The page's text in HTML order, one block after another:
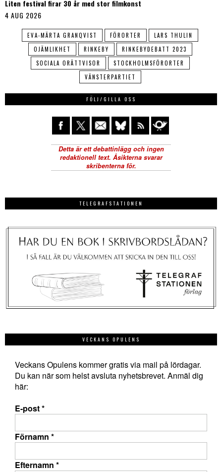
Liten festival firar 30 år med stor filmkonst
4 AUG 2026
EVA-MÄRTA GRANQVIST FÖRORTER
LARS THULIN
OJÄMLIKHET
RINKEBY
RINKEBYDEBATT 2023
SOCIALA ORÄTTVISOR
STOCKHOLMSFÖRORTER
VÄNSTERPARTIET
FÖLJ/GILLA OSS
TELEGRAFSTATIONEN
VECKANS OPULENS
Veckans Opulens kommer gratis via mail på lördagar.
Du kan när som helst avsluta nyhetsbrevet. Anmäl dig
här:
E-post*
Förnamn *
Efternamn *